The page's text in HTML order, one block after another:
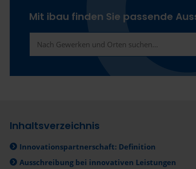
Mit ibau finden Sie passende
Inhaltsverzeichnis
Innovationspartnerschaft: Definition
Ausschreibung bei innovativen Leistungen